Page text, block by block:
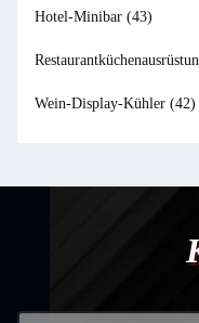
Hotel-Minibar (43)
Wein-Display-Kühler (42)